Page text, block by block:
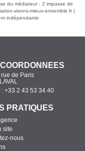
du médiateur : 2 impasse de
vivons-mieux-ensemble.fr|
indépendante
rue de Paris
: +33 2 43 53 34 40
PRATIQUES
site
nous